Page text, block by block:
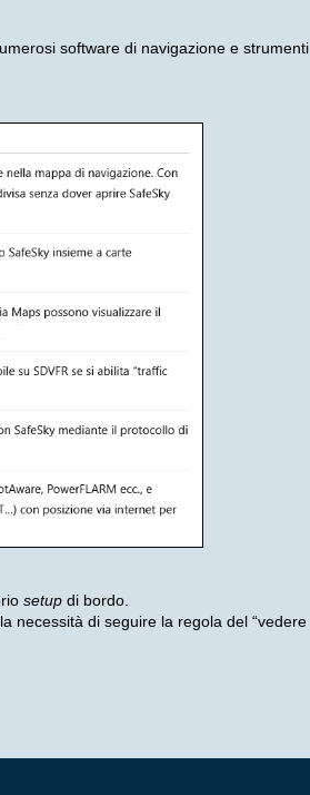
software di navigazione e strumenti
setup di bordo.
la necessità di seguire la regola del “vedere